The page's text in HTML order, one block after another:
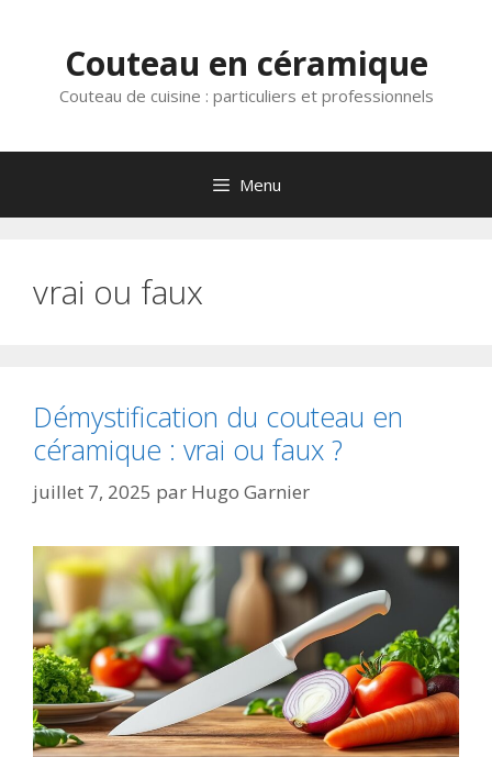
contenuCouteau en céramique
Couteau de cuisine : particuliers et professionnels
Menu
vrai ou faux
Démystification du couteau en
céramique : vrai ou faux ?
juillet 7, 2025 par Hugo Garnier